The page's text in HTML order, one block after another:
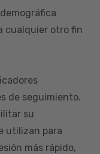
cualquier otro fin
de seguimiento.
su
utilizan para
más rápido,